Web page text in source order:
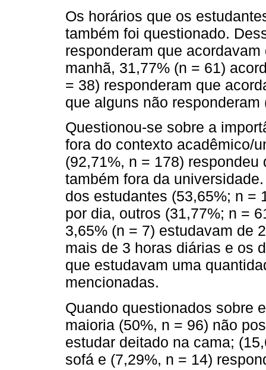
Os horários que os
também foi questionado.
responderam que
manhã, 31,77% (n = 61)
= 38) responderam que
que alguns não responderam
Questionou-se sobre a
fora do contexto acadêmico/
(92,71%, n = 178)
também fora da
dos estudantes (53,65%; n =
por dia, outros (31,77%; n =
3,65% (n = 7) estudavam de
mais de 3 horas diárias e os
que estudavam uma
mencionadas.
Quando questionados sobre
maioria (50%, n = 96) não
estudar deitado na cama;
sofá e (7,29%, n = 14)